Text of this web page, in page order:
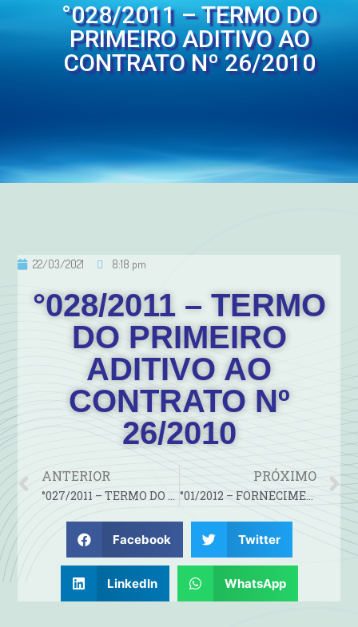
°028/2011 – TERMO DO
PRIMEIRO ADITIVO AO
CONTRATO Nº 26/2010
22/03/2021 8:18 pm
°028/2011 – TERMO
DO PRIMEIRO
ADITIVO AO
CONTRATO Nº
26/2010
ANTERIOR
°027/2011 – TERMO DO SEGUNDO ADITIVO AO CONTRATO Nº 26/2009
PRÓXIMO
°01/2012 – FORNECIMENTO DE PASSAGENS DE ÔNIBUS PARA…
Facebook Twitter
LinkedIn WhatsApp